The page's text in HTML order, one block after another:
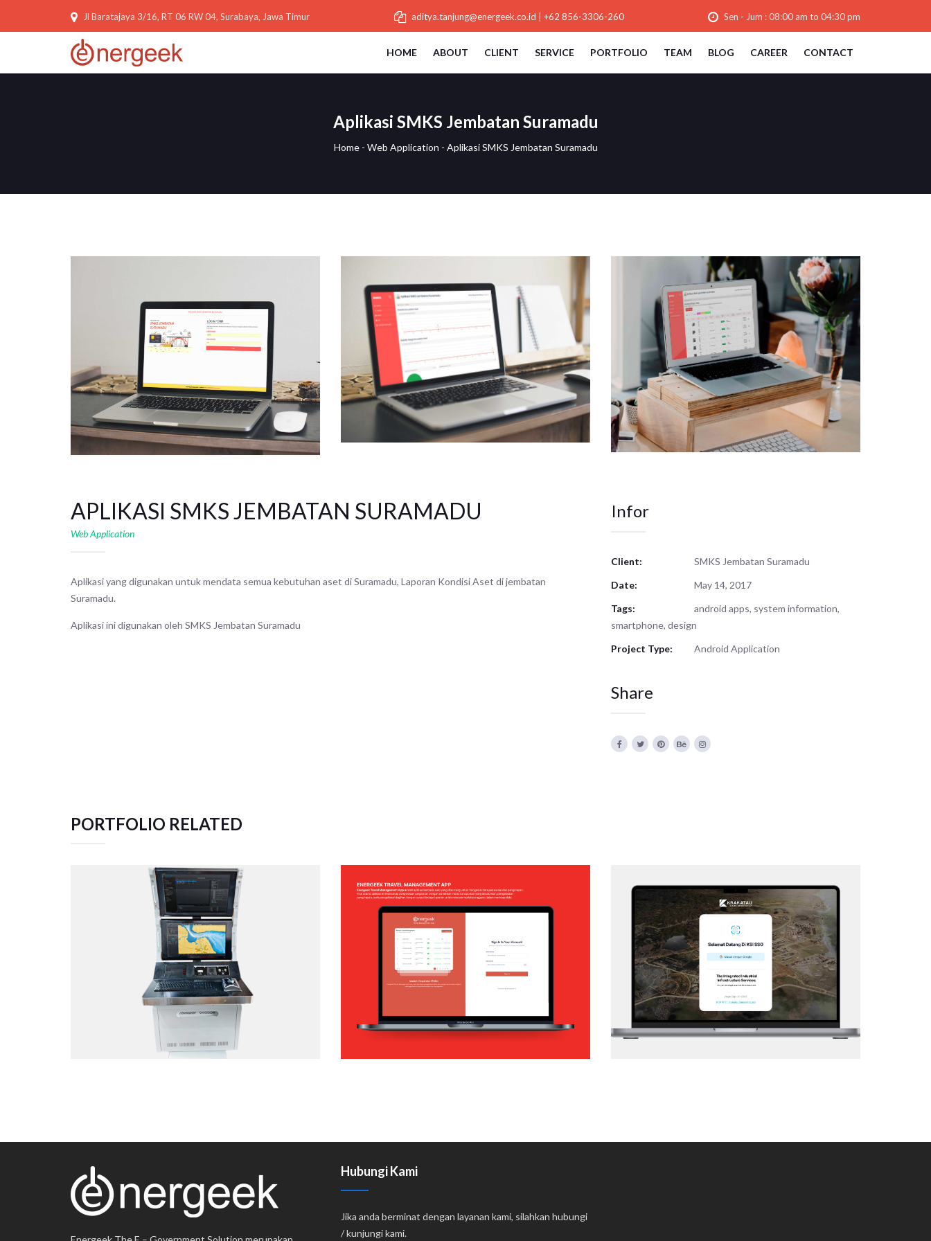
Jl Baratajaya 3/16, RT 06 RW 04, Surabaya, Jawa Timur aditya.tanjung@energeek.co.id +62 856-3306-260 Sen - Jum : 08:00 am to 04:30 pm
HOME ABOUT CLIENT SERVICE PORTFOLIO TEAM BLOG CAREER CONTACT
Aplikasi SMKS Jembatan Suramadu
Home- Web Application - Aplikasi SMKS Jembatan Suramadu
APLIKASI SMKS JEMBATAN SURAMADU
Web Application
Aplikasi yang digunakan untuk mendata semua kebutuhan aset di Suramadu, Laporan Kondisi Aset di jembatan
Suramadu.
Aplikasi ini digunakan oleh SMKS Jembatan Suramadu
Infor
Client:
SMKS Jembatan Suramadu
Date:
May 14, 2017
Tags:
android apps, system information,
smartphone, design
Project Type:
Android Application
Share
PORTFOLIO RELATED
TACTICAL TEAM TRAINER – NAVAL
SIMULATION SYSTEM
Web Application
ENERGEEK – TRAVEL MANAGEMENT
KSI – SSO
Web Application
Hubungi Kami
Jika anda berminat dengan layanan kami, silahkan hubungi
/ kunjungi kami.